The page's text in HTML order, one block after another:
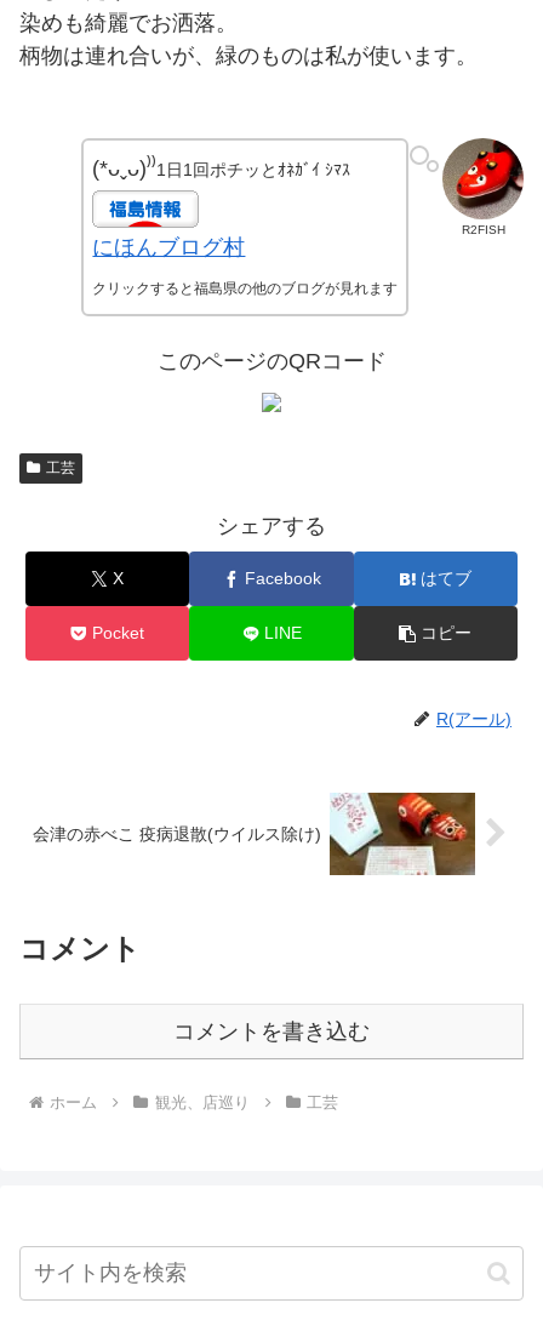
染めも綺麗でお洒落。
柄物は連れ合いが、緑のものは私が使います。
R2FISH
(*ᴗˬᴗ)⁾⁾1日1回ポチッとｵﾈｶﾞｲ ｼﾏｽ
にほんブログ村
クリックすると福島県の他のブログが見れます
このページのQRコード
工芸
シェアする
X Facebook はてブ
Pocket LINE コピー
R(アール)
会津の赤べこ 疫病退散(ウイルス除け)
コメント
コメントを書き込む
ホーム 観光、店巡り 工芸